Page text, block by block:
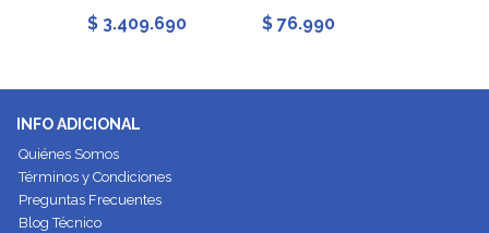
$ 3.409.690 $ 76.990
INFO ADICIONAL
Quiénes Somos
Términos y Condiciones
Preguntas Frecuentes
Blog Técnico